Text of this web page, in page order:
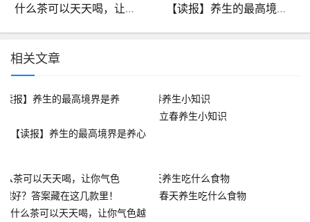
什么茶可以天天喝，让你气色越来越好？答案藏在这几款里！ 【读报】养生的最高境界是养心
相关文章
【读报】养生的最高境界是养心
立春养生小知识
什么茶可以天天喝，让你气色越
春天养生吃什么食物